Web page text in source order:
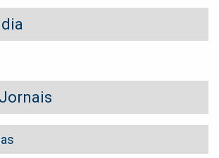
Jornais